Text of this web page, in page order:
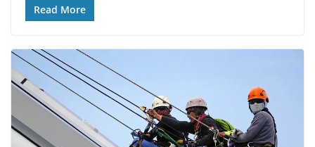
Read More